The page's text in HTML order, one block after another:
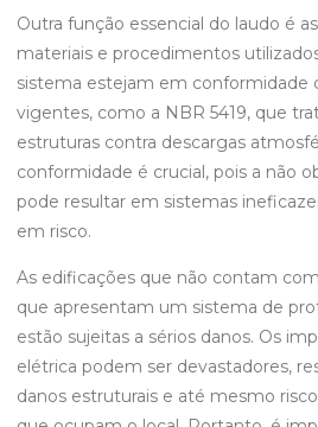
Outra função essencial do laudo é
materiais e procedimentos
sistema estejam em conformidade
vigentes, como a NBR 5419, que
estruturas contra descargas
conformidade é crucial, pois a não
pode resultar em sistemas
em risco.
As edificações que não contam
que apresentam um sistema de
estão sujeitas a sérios danos. Os
elétrica podem ser devastadores,
danos estruturais e até mesmo